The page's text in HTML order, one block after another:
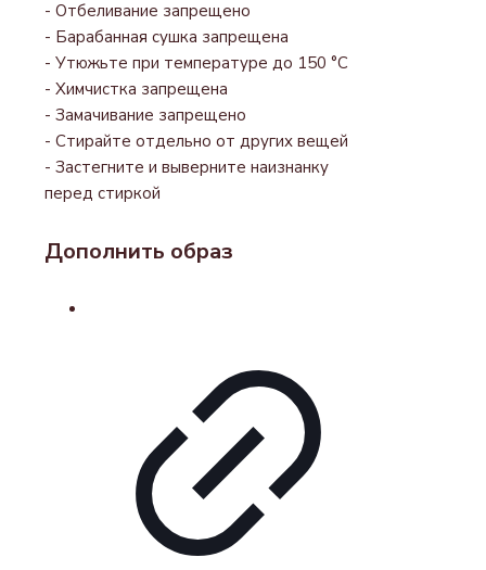
- Отбеливание запрещено
- Барабанная сушка запрещена
- Утюжьте при температуре до 150 °С
- Химчистка запрещена
- Замачивание запрещено
- Стирайте отдельно от других вещей
- Застегните и выверните наизнанку
перед стиркой
Дополнить образ